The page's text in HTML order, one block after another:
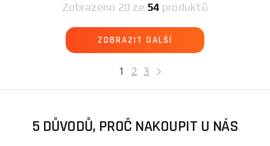
1 2 3
Zobrazeno 20 ze 54 produktů
ZOBRAZIT DALŠÍ
5 DŮVODŮ, PROČ NAKOUPIT U NÁS